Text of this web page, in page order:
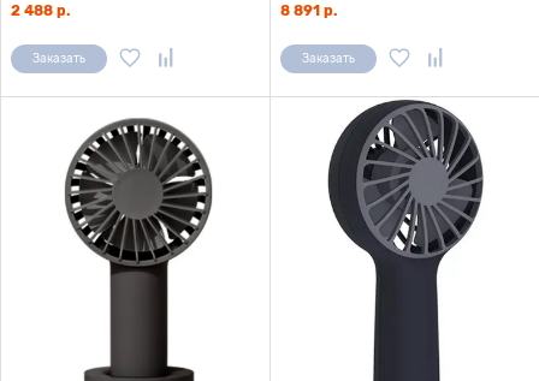
2 488 р.
Заказать
8 891 р.
Заказать